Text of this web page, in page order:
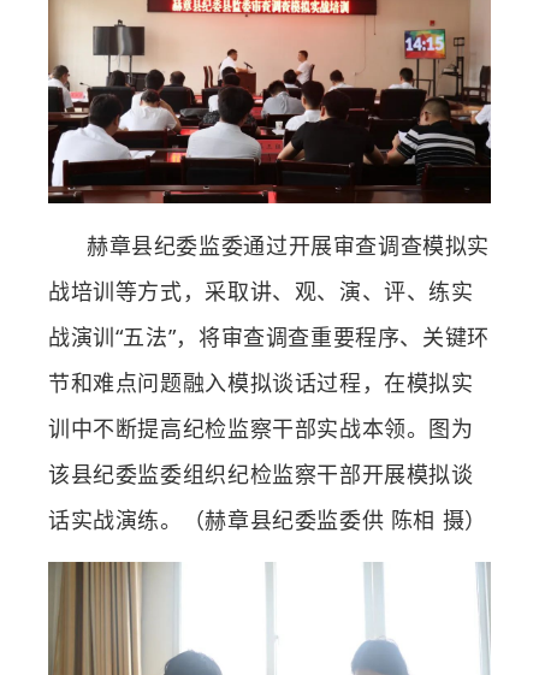
赫章县纪委监委通过开展审查调查模拟实
战培训等方式，采取讲、观、演、评、练实
战演训“五法”，将审查调查重要程序、关键环
节和难点问题融入模拟谈话过程，在模拟实
训中不断提高纪检监察干部实战本领。图为
该县纪委监委组织纪检监察干部开展模拟谈
话实战演练。（赫章县纪委监委供 陈相 摄）